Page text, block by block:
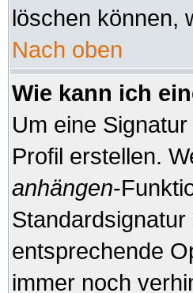
löschen können,
Nach oben
Wie kann ich
Um eine
Profil erstellen.
anhängen-
entsprechende
immer noch